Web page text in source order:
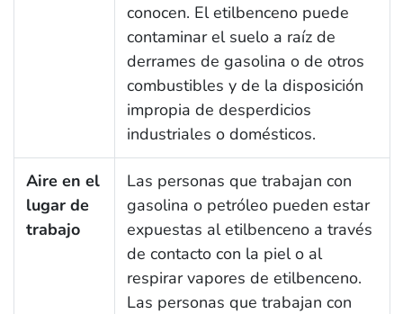
conocen. El etilbenceno puede
contaminar el suelo a raíz de
derrames de gasolina o de otros
combustibles y de la disposición
impropia de desperdicios
industriales o domésticos.
Aire en el
lugar de
trabajo
Las personas que trabajan con
gasolina o petróleo pueden estar
expuestas al etilbenceno a través
de contacto con la piel o al
respirar vapores de etilbenceno.
Las personas que trabajan con